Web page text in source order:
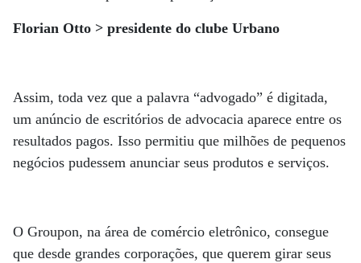
Florian Otto > presidente do clube Urbano
Assim, toda vez que a palavra “advogado” é digitada,
um anúncio de escritórios de advocacia aparece entre os
resultados pagos. Isso permitiu que milhões de pequenos
negócios pudessem anunciar seus produtos e serviços.
O Groupon, na área de comércio eletrônico, consegue
que desde grandes corporações, que querem girar seus